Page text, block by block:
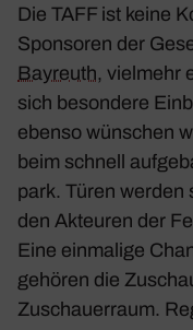
Die TAFF ist keine
Spon­soren der
Bayreuth, viel­mehr
sich beson­dere
ebenso wünschen
beim schnell
park. Türen werden
den Akteuren der
Eine einma­lige
gehören die
Zuschau­er­raum.